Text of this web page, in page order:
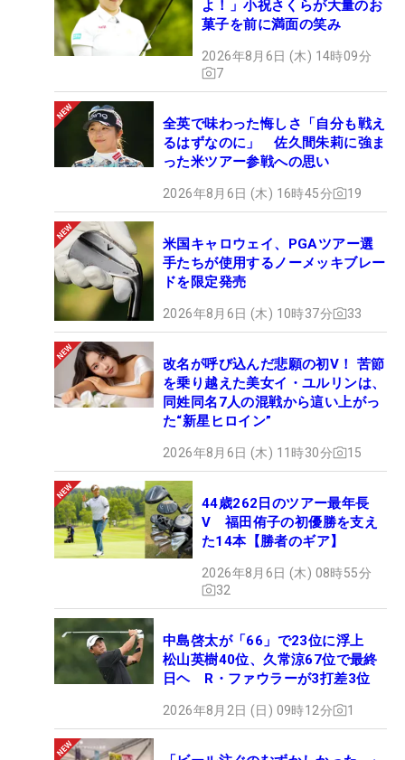
よ！」小祝さくらが大量のお
菓子を前に満面の笑み
2026年8月6日 (木) 14時09分
7
全英で味わった悔しさ「自分も戦え
るはずなのに」 佐久間朱莉に強ま
った米ツアー参戦への思い
2026年8月6日 (木) 16時45分 19
米国キャロウェイ、PGAツアー選
手たちが使用するノーメッキブレー
ドを限定発売
2026年8月6日 (木) 10時37分 33
改名が呼び込んだ悲願の初V！ 苦節
を乗り越えた美女イ・ユルリンは、
同姓同名7人の混戦から這い上がっ
た“新星ヒロイン”
2026年8月6日 (木) 11時30分 15
44歳262日のツアー最年長
V 福田侑子の初優勝を支え
た14本【勝者のギア】
2026年8月6日 (木) 08時55分
32
中島啓太が「66」で23位に浮上
松山英樹40位、久常涼67位で最終
日ヘ R・ファウラーが3打差3位
2026年8月2日 (日) 09時12分 1